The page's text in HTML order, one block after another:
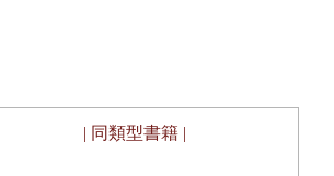
| 同類型書籍 |